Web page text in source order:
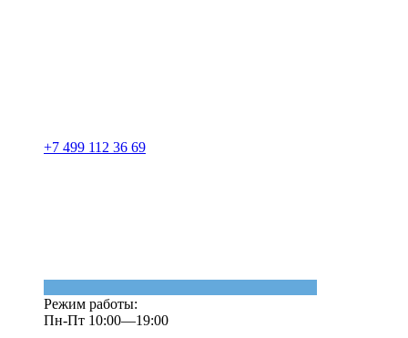
+7 499 112 36 69
Режим работы:
Пн-Пт 10:00—19:00